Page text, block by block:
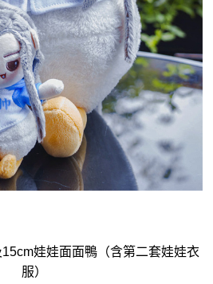
娃娃面面鴨（含第二套娃娃衣
服）